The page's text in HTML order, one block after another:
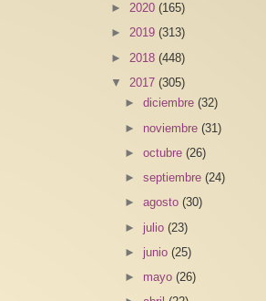
► 2020 (165)
► 2019 (313)
► 2018 (448)
▼ 2017 (305)
►diciembre(32)
► noviembre(31)
►octubre(26)
►septiembre(24)
►agosto(30)
► julio(23)
► junio(25)
► mayo(26)